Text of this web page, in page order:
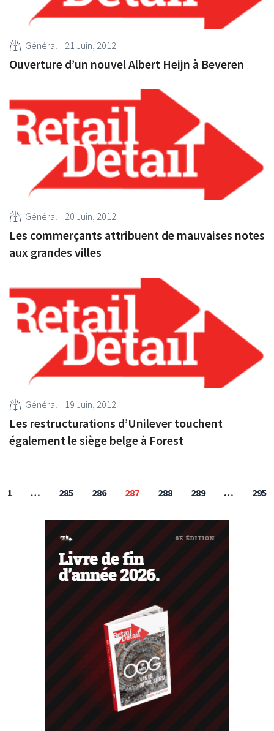
Général 21 Juin, 2012
Ouverture d’un nouvel Albert Heijn à Beveren
Général 20 Juin, 2012
Les commerçants attribuent de mauvaises notes
aux grandes villes
Général 19 Juin, 2012
Les restructurations d’Unilever touchent
également le siège belge à Forest
1 … 285 286 287 288 289 … 295